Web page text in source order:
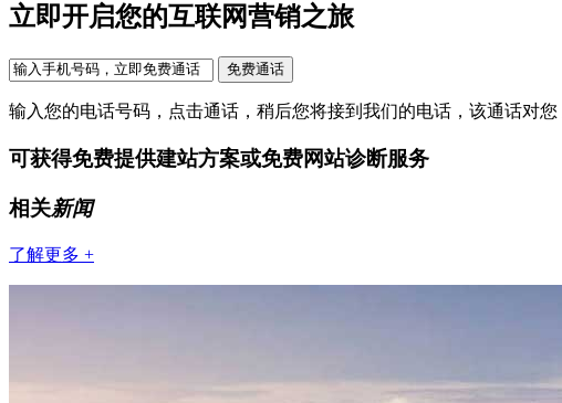
立即开启您的互联网营销之旅
输入您的电话号码，点击通话，稍后您将接到我们的电话，该通话对您
可获得免费提供建站方案或免费网站诊断服务
相关新闻
了解更多 +